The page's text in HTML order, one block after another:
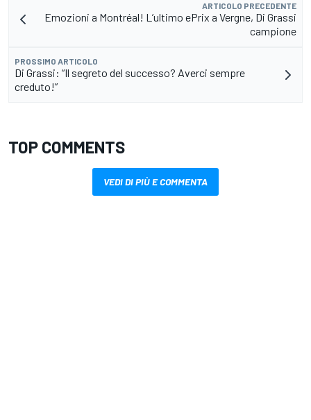
ARTICOLO PRECEDENTE
Emozioni a Montréal! L’ultimo ePrix a Vergne, Di Grassi
campione
PROSSIMO ARTICOLO
Di Grassi: “Il segreto del successo? Averci sempre
creduto!”
TOP COMMENTS
VEDI DI PIÙ E COMMENTA